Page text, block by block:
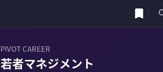
PIVOT CAREER
若者マネジメント